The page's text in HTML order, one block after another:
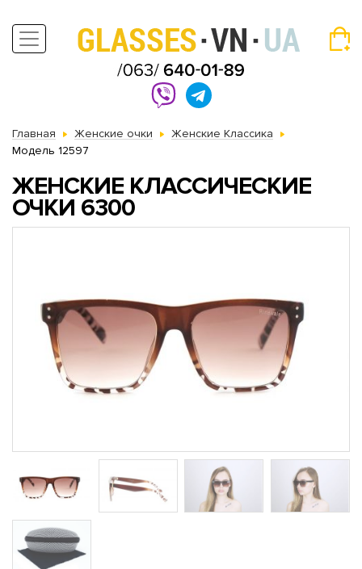
Главная Женские очки
Женские Классика
Модель 12597
ЖЕНСКИЕ КЛАССИЧЕСКИЕ
ОЧКИ 6300